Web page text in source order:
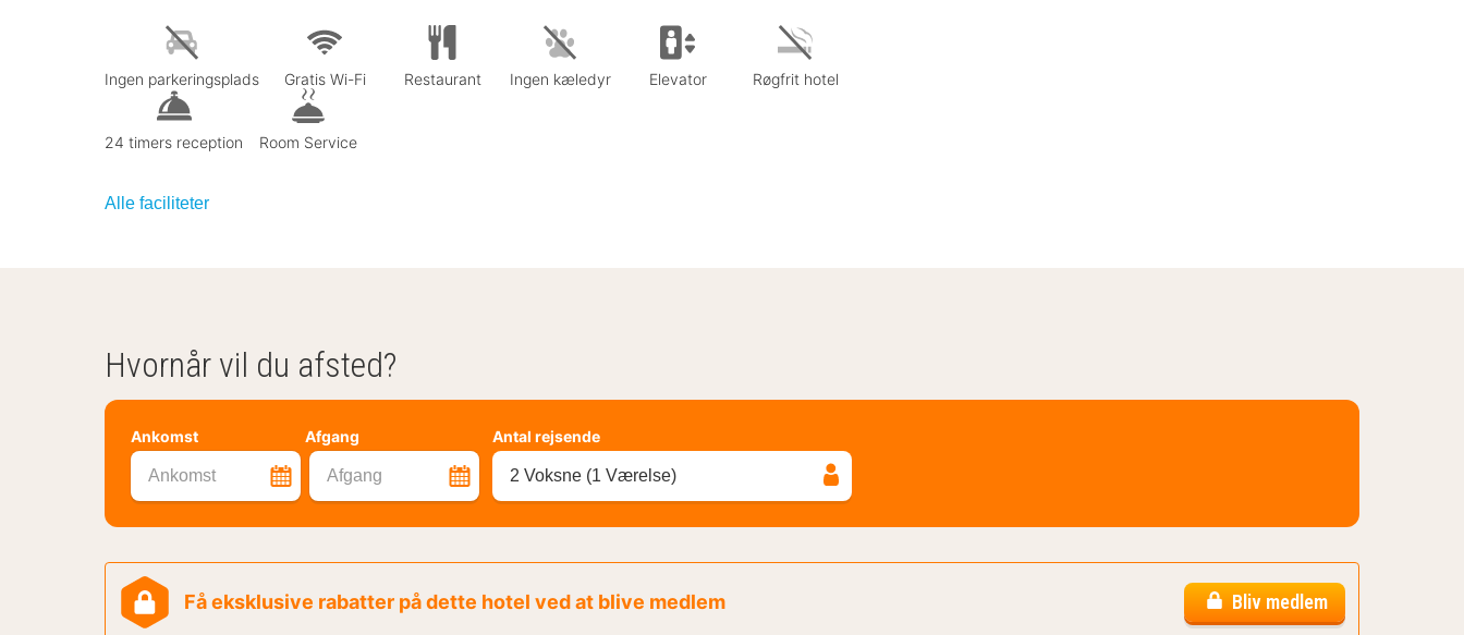
Ingen parkeringsplads Gratis Wi-Fi Restaurant Ingen kæledyr Elevator Røgfrit hotel
24 timers reception Room Service
Alle faciliteter
Hvornår vil du afsted?
Ankomst Afgang
Ankomst Afgang
Antal rejsende
2 Voksne (1 Værelse)
Få eksklusive rabatter på dette hotel ved at blive medlem Bliv medlem